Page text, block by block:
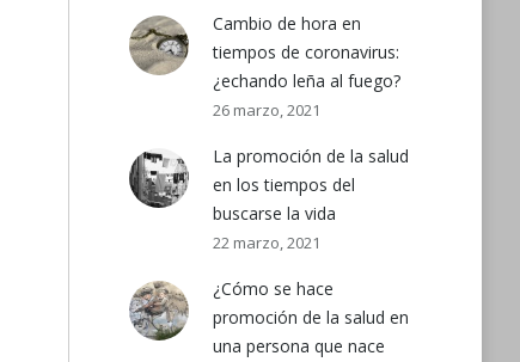
Cambio de hora en
tiempos de coronavirus:
¿echando leña al fuego?
26 marzo, 2021
La promoción de la salud
en los tiempos del
buscarse la vida
22 marzo, 2021
¿Cómo se hace
promoción de la salud en
una persona que nace